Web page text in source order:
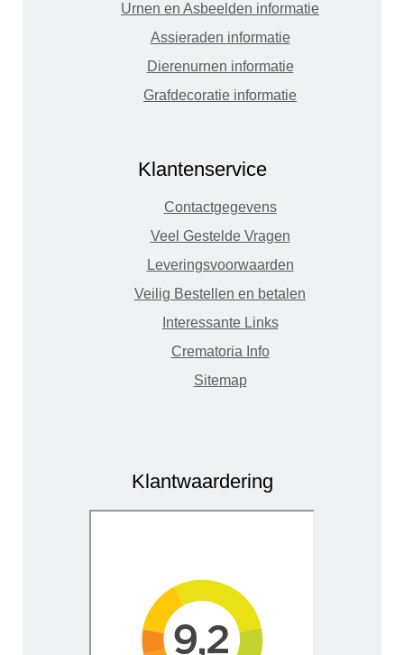
Urnen en Asbeelden informatie
Assieraden informatie
Dierenurnen informatie
Grafdecoratie informatie
Klantenservice
Contactgegevens
Veel Gestelde Vragen
Leveringsvoorwaarden
Veilig Bestellen en betalen
Interessante Links
Crematoria Info
Sitemap
Klantwaardering